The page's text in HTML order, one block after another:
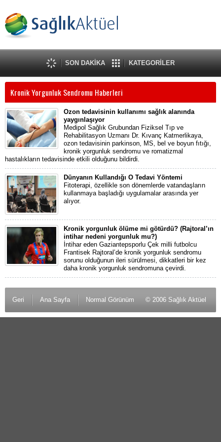
SON DAKİKA KATEGORİLER
Kronik Yorgunluk Sendromu Haberleri
Ozon tedavisinin kullanımı sağlık alanında
yaygınlaşıyor
Medipol Sağlık Grubundan Fiziksel Tıp ve
Rehabilitasyon Uzmanı Dr. Kıvanç Katmerlikaya,
ozon tedavisinin parkinson, MS, bel ve boyun fıtığı,
kronik yorgunluk sendromu ve romatizmal
hastalıkların tedavisinde etkili olduğunu bildirdi.
Dünyanın Kullandığı O Tedavi Yöntemi
Fitoterapi, özellikle son dönemlerde vatandaşların
kullanmaya başladığı uygulamalar arasında yer
alıyor.
Kronik yorgunluk ölüme mi götürdü? (Rajtoral’ın
intihar nedeni yorgunluk mu?)
İntihar eden Gaziantepsporlu Çek milli futbolcu
Frantisek Rajtoral’de kronik yorgunluk sendromu
sorunu olduğunun ileri sürülmesi, dikkatleri bir kez
daha kronik yorgunluk sendromuna çevirdi.
Geri Ana Sayfa Normal Görünüm © 2006 Sağlık Aktüel